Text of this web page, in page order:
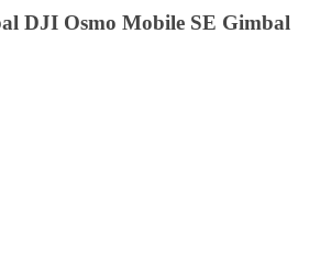
DJI Osmo Mobile SE Gimbal